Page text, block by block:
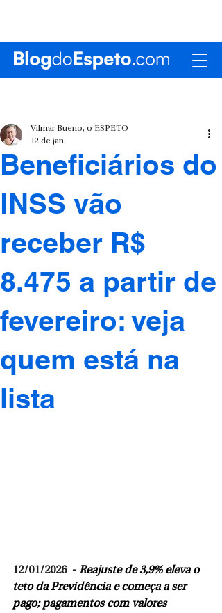
Beneficiários do
INSS vão
receber R$
8.475 a partir de
fevereiro: veja
quem está na
lista
Vilmar Bueno, o ESPETO
12 de jan.
12/01/2026  - Reajuste de 3,9% eleva o
teto da Previdência e começa a ser
pago; pagamentos com valores